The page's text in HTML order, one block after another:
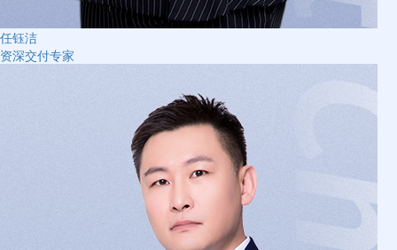
任钰洁
资深交付专家